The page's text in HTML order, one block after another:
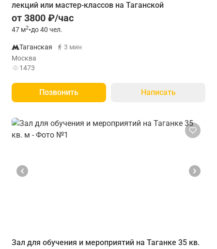
лекций или мастер-классов на Таганской
от 3800 ₽/час
47 м2•до 40 чел.
Таганская
3 мин
Москва
1473
Позвонить Написать
Зал для обучения и мероприятий на Таганке 35 кв.